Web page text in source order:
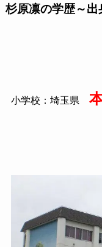
杉原凛の学歴～出
小学校：埼玉県